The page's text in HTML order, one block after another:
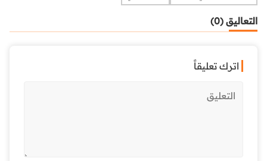
التعاليق (0)
اترك تعليقاً